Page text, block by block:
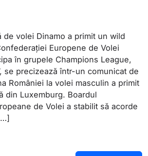
de volei Dinamo a primit un wild
Europene de Volei
în grupele Champions League,
se precizează într-un comunicat de
României la volei masculin a primit
din Luxemburg. Boardul
de Volei a stabilit să acorde